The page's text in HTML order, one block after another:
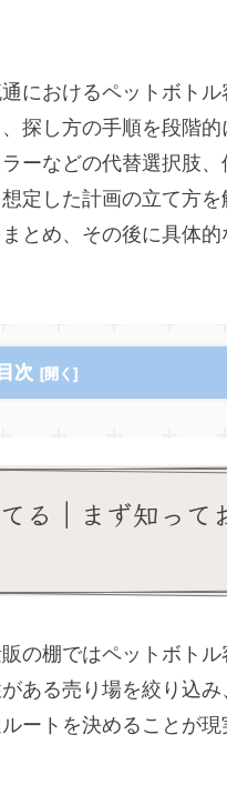
におけるペットボト
探し方の手順を段階的
ーなどの代替選択肢、
定した計画の立て方
とめ、その後に具体
目次
る｜まず知って
の棚ではペットボト
ある売り場を絞り込
ートを決めることが現